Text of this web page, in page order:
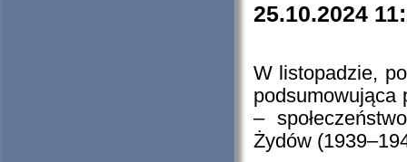
25.10.2024
W listopadzie,
podsumowująca
–
Żydów